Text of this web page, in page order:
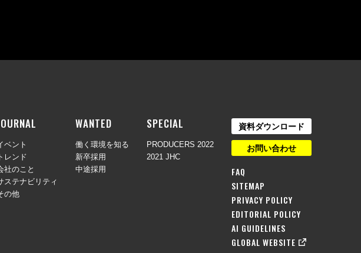
ベント
レンド
社のこと
ステナビリティ
の他
WANTED
働く環境を知る
新卒採用
中途採用
SPECIAL
PRODUCERS 2022
2021 JHC
資料ダウンロード
お問い合わせ
FAQ
SITEMAP
PRIVACY POLICY
EDITORIAL POLICY
AI GUIDELINES
GLOBAL WEBSITE